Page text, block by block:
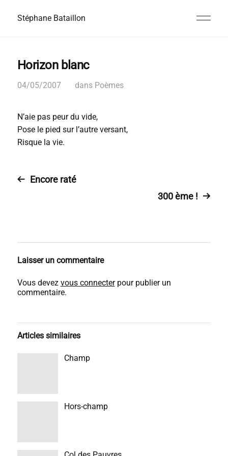
Stéphane Bataillon
Horizon blanc
04/05/2007 dans Poèmes
N’aie pas peur du vide,
Pose le pied sur l’autre versant,
Risque la vie.
Encore raté
300 ème !
Laisser un commentaire
Vous devez vous connecterpour publier un
commentaire.
Articles similaires
Champ
Hors-champ